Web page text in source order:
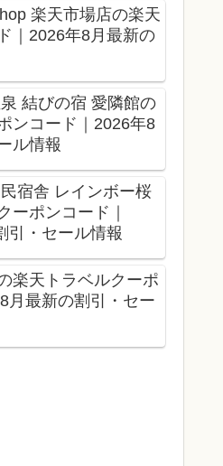
楽天市場店の楽天
｜2026年8月最新の
結びの宿 愛隣館の
ンコード｜2026年8
ル情報
宿舎 レインボー桜
ーポンコード｜
引・セール情報
楽天トラベルクーポ
月最新の割引・セー